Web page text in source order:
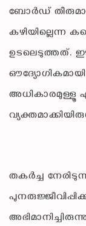
ബോർഡ്
കഴിയില്ലെന്ന
ഉടലെടുത്തത്.
അധികാരമുള്ളൂ
തകർച്ച